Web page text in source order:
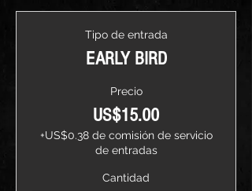
Tipo de entrada
EARLY BIRD
Precio
US$15.00
+US$0.38 de comisión de servicio
de entradas
Cantidad